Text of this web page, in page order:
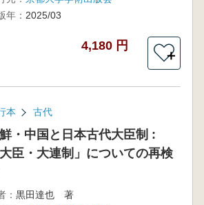
年： 2025/03
4,180 円
＋
本 古代
・中国と日本古代大臣制 :
大臣・大連制」についての再検
： 黒田達也 著